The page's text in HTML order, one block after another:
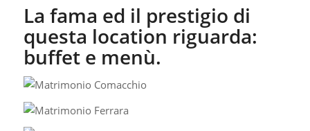
La fama ed il prestigio di
questa location riguarda:
buffet e menù.